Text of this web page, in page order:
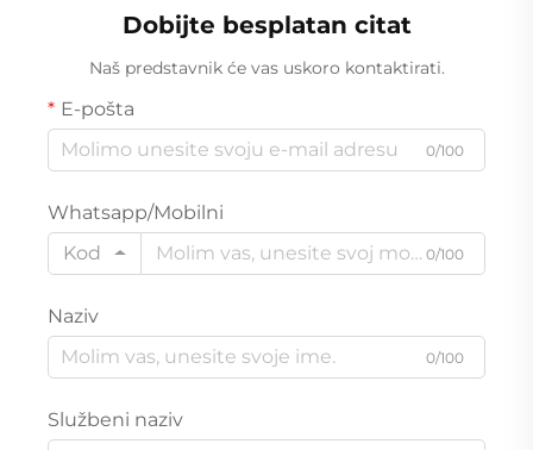
Dobijte besplatan citat
Naš predstavnik će vas uskoro kontaktirati.
E-pošta
0/100
Whatsapp/Mobilni
Kod
0/100
Naziv
0/100
Službeni naziv